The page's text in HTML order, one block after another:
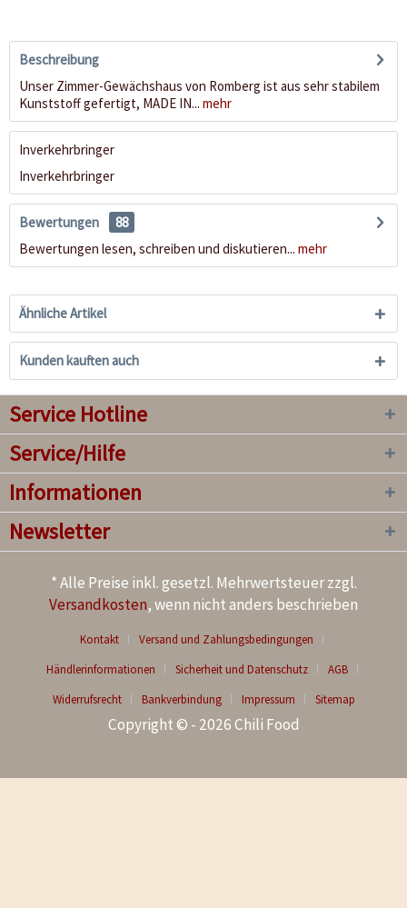
Beschreibung
Unser Zimmer-Gewächshaus von Romberg ist aus sehr stabilem
Kunststoff gefertigt, MADE IN... mehr
Inverkehrbringer
Inverkehrbringer
Bewertungen
88
Bewertungen lesen, schreiben und diskutieren... mehr
Ähnliche Artikel
Kunden kauften auch
Service Hotline
Service/Hilfe
Informationen
Newsletter
* Alle Preise inkl. gesetzl. Mehrwertsteuer zzgl.
Versandkosten, wenn nicht anders beschrieben
Kontakt
Versand und Zahlungsbedingungen
Händlerinformationen
Sicherheit und Datenschutz
AGB
Widerrufsrecht
Bankverbindung Impressum Sitemap
Copyright © - 2026 Chili Food